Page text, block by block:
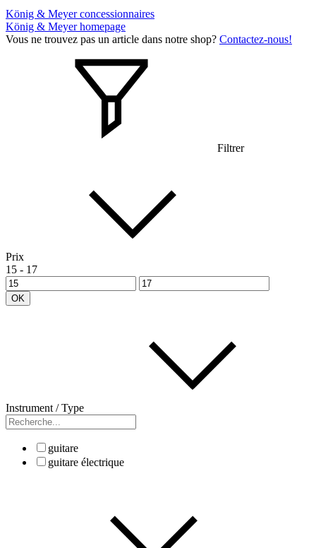
König & Meyer concessionnaires
König & Meyer homepage
Vous ne trouvez pas un article dans notre shop? Contactez-nous!
Filtrer
Prix
15 - 17
OK
Instrument / Type
guitare
guitare électrique